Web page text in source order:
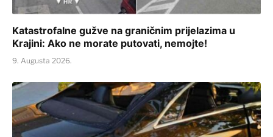
Katastrofalne gužve na graničnim prijelazima u
Krajini: Ako ne morate putovati, nemojte!
9. Augusta 2026.